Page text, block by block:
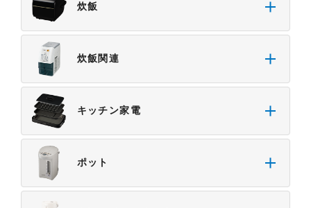
炊飯
炊飯関連
キッチン家電
ポット